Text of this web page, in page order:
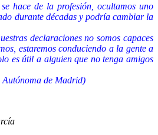
hace de la profesión, ocultamos uno
durante décadas y podría cambiar la
declaraciones no somos capaces
estaremos conduciendo a la gente a
es útil a alguien que no tenga amigos
de Madrid)